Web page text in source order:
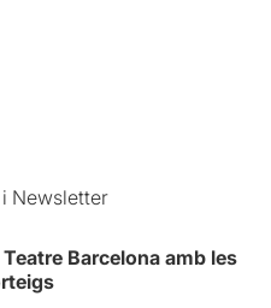
Newsletter
Barcelona amb les